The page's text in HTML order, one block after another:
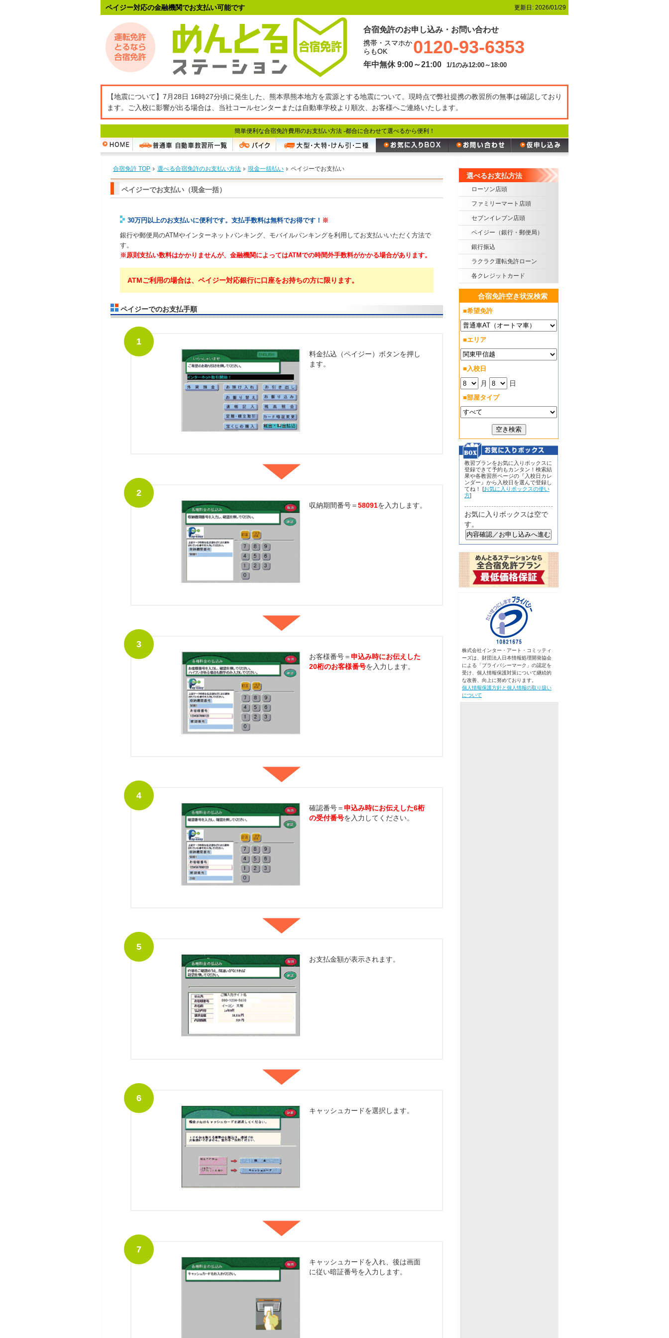
ペイジー対応の金融機関でお支払い可能です 更新日: 2026/01/29
合宿免許のお申し込み・お問い合わせ
携帯・スマホか
らもOK
0120-93-6353
年中無休 9:00～21:00 1/1のみ12:00～18:00
【地震について】7月28日 16時27分頃に発生した、熊本県熊本地方を震源とする地震について。現時点で弊社提携の教習所の無事は確認しており
ます。ご入校に影響が出る場合は、当社コールセンターまたは自動車学校より順次、お客様へご連絡いたします。
簡単便利な合宿免許費用のお支払い方法 -都合に合わせて選べるから便利！
合宿免許 TOP 選べる合宿免許のお支払い方法 現金一括払い ペイジーでお支払い
ペイジーでお支払い（現金一括）
30万円以上のお支払いに便利です。支払手数料は無料でお得です！ ※
銀行や郵便局のATMやインターネットバンキング、モバイルバンキングを利用してお支払いいただく方法で
す。
※原則支払い数料はかかりませんが、金融機関によってはATMでの時間外手数料がかかる場合があります。
ATMご利用の場合は、ペイジー対応銀行に口座をお持ちの方に限ります。
ペイジーでのお支払手順
料金払込（ペイジー）ボタンを押し
ます。
収納期間番号＝58091を入力します。
お客様番号＝申込み時にお伝えした
20桁のお客様番号を入力します。
確認番号＝申込み時にお伝えした6桁
の受付番号を入力してください。
お支払金額が表示されます。
キャッシュカードを選択します。
キャッシュカードを入れ、後は画面
に従い暗証番号を入力します。
選べるお支払方法
ローソン店頭
ファミリーマート店頭
セブンイレブン店頭
ペイジー（銀行・郵便局）
銀行振込
ラクラク運転免許ローン
各クレジットカード
合宿免許空き状況検索
■希望免許
■エリア
■入校日
月 日
■部屋タイプ
教習プランをお気に入りボックスに
登録できて予約もカンタン！検索結
果や各教習所ページの『入校日カレ
ンダー』から入校日を選んで登録し
てね！ [お気に入りボックスの使い
方]
お気に入りボックスは空で
す。
株式会社インター・アート・コミッティ
ーズは、財団法人日本情報処理開発協会
による「プライバシーマーク」の認定を
受け、個人情報保護対策について継続的
な改善、向上に努めております。
個人情報保護方針と個人情報の取り扱い
について